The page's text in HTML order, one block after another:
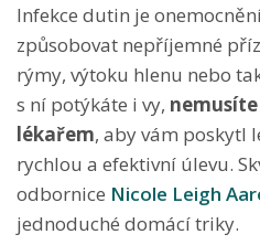
Infekce dutin je
způsobovat nepříjemné
rýmy, výtoku hlenu nebo
s ní potýkáte i vy,
lékařem, aby vám poskytl
rychlou a efektivní úlevu.
odbornice Nicole Leigh
jednoduché domácí triky.